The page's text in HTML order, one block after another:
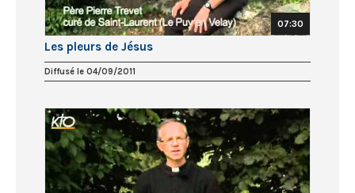
07:30
Les pleurs de Jésus
Diffusé le 04/09/2011